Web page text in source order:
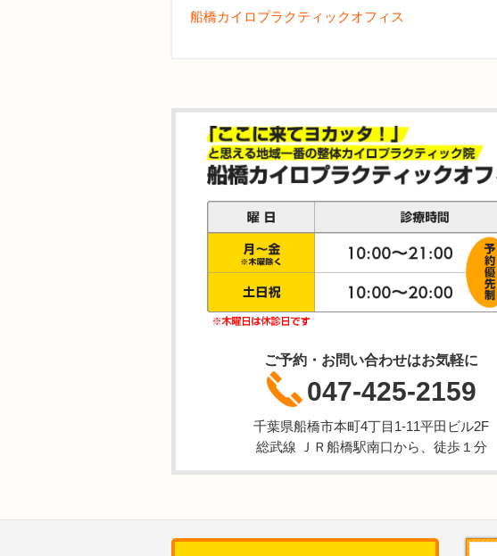
船橋カイロプラクティックオフィス
ご予約・お問い合わせはお気軽に
047-425-2159
千葉県船橋市本町4丁目1-11平田ビル2F
総武線 ＪＲ船橋駅南口から、徒歩１分